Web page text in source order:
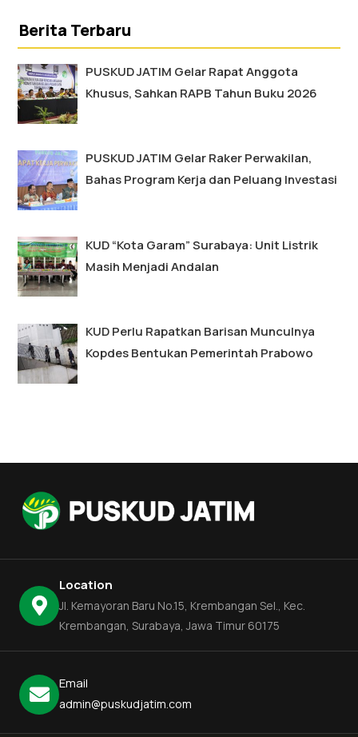
Berita Terbaru
PUSKUD JATIM Gelar Rapat Anggota
Khusus, Sahkan RAPB Tahun Buku 2026
PUSKUD JATIM Gelar Raker Perwakilan,
Bahas Program Kerja dan Peluang Investasi
KUD “Kota Garam” Surabaya: Unit Listrik
Masih Menjadi Andalan
KUD Perlu Rapatkan Barisan Munculnya
Kopdes Bentukan Pemerintah Prabowo
Location
Jl. Kemayoran Baru No.15, Krembangan Sel., Kec.
Krembangan, Surabaya, Jawa Timur 60175
Email
admin@puskudjatim.com